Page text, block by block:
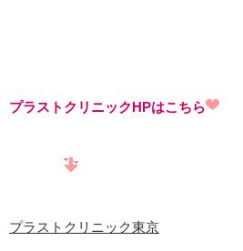
プラストクリニックHPはこちら
プラストクリニック東京